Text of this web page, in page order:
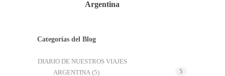
Argentina
Categorías del Blog
DIARIO DE NUESTROS VIAJES
ARGENTINA (5) 5